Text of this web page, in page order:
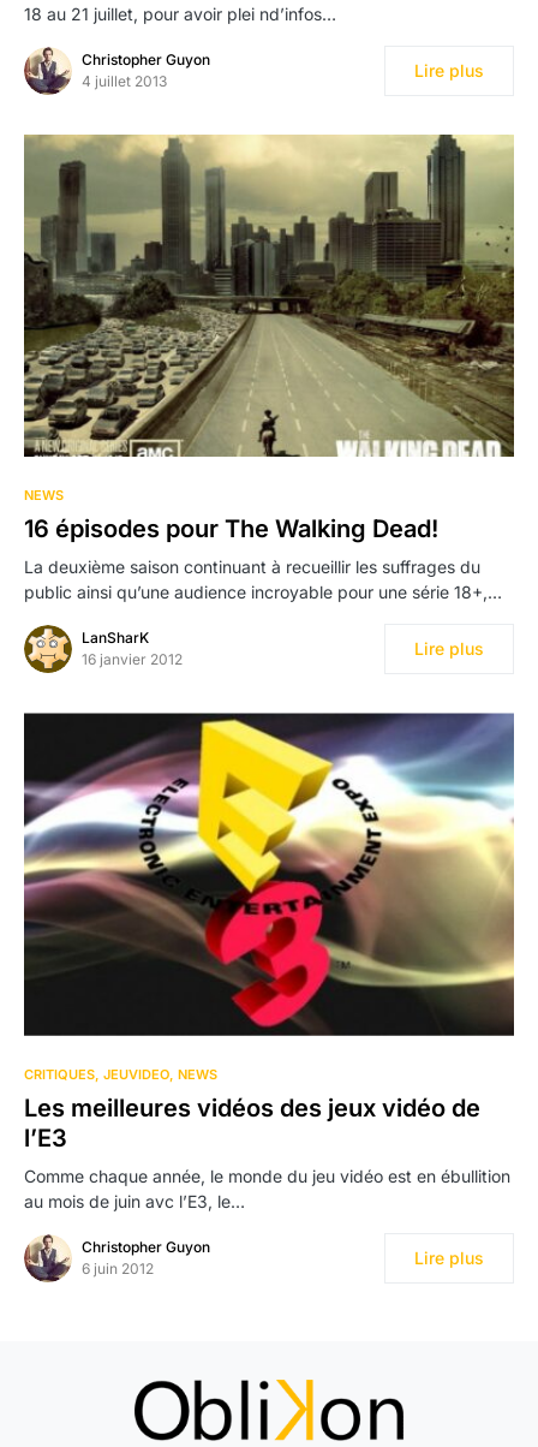
18 au 21 juillet, pour avoir plei nd’infos…
Christopher Guyon
4 juillet 2013
Lire plus
NEWS
16 épisodes pour The Walking Dead!
La deuxième saison continuant à recueillir les suffrages du
public ainsi qu’une audience incroyable pour une série 18+,…
LanSharK
16 janvier 2012
Lire plus
CRITIQUES JEUVIDEO NEWS
Les meilleures vidéos des jeux vidéo de
l’E3
Comme chaque année, le monde du jeu vidéo est en ébullition
au mois de juin avc l’E3, le…
Christopher Guyon
6 juin 2012
Lire plus